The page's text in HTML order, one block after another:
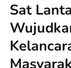
Sat